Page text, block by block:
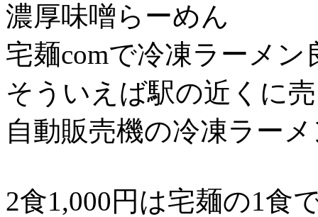
濃厚味噌らーめん
宅麺comで冷凍ラーメ
そういえば駅の近くに
自動販売機の冷凍ラー
2食1,000円は宅麺の1食